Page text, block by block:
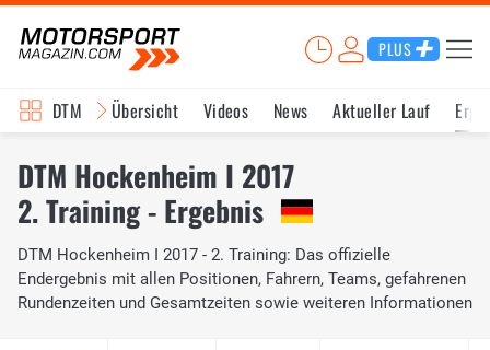
PLUS
DTM Übersicht Videos News Aktueller Lauf
DTM Hockenheim I 2017
2. Training - Ergebnis
DTM Hockenheim I 2017 - 2. Training: Das offizielle
Endergebnis mit allen Positionen, Fahrern, Teams, gefahrenen
Rundenzeiten und Gesamtzeiten sowie weiteren Informationen